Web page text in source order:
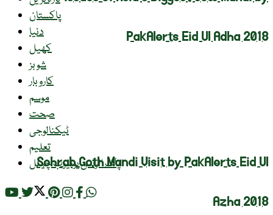
PakAlerts Eid Ul Adha 2018
Sohrab Goth Mandi Visit by PakAlerts Eid Ul
Azha 2018
پاکستان
دنیا
کھیل
شوبز
کاروبار
موسم
صحت
ٹیکنالوجی
تعلیم
پاک الرٹس یوٹیوب چینل